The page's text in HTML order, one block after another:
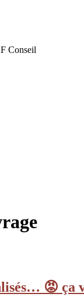
Conseil
😡 ça